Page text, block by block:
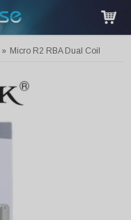
» Micro R2 RBA Dual Coil